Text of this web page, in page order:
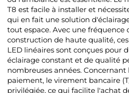
T8 est facile à installer et
qui en fait une solution
tout espace. Avec une fréquence
construction de haute qualité,
LED linéaires sont conçues pour
éclairage constant et de qualité
nombreuses années. Concernant
paiement, le virement bancaire
privilégiée, ce qui facilite l'achat